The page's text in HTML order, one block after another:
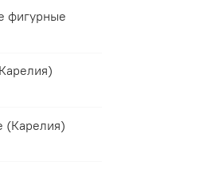
фигурные
(Карелия)